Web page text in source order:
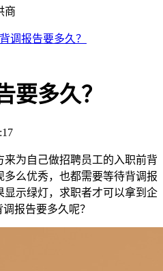
商
调报告要多久？
要多久？
为自己做招聘员工的入职前背
么优秀，也都需要等待背调报
示绿灯，求职者才可以拿到企
报告要多久呢？